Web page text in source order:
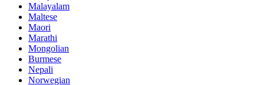
Malayalam
Maltese
Maori
Marathi
Mongolian
Burmese
Nepali
Norwegian